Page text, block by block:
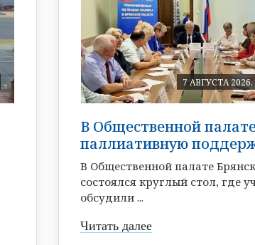
7 АВГУСТА 2026,
В Общественной
паллиативную
В Общественной палате
состоялся круглый стол, где
обсудили ...
Читать далее